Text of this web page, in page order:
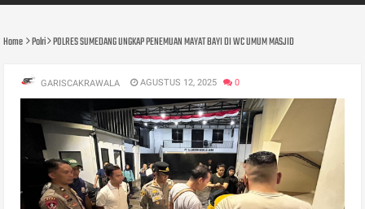
Home Polri POLRES SUMEDANG UNGKAP PENEMUAN MAYAT BAYI DI WC UMUM MASJID
GARISCAKRAWALA AGUSTUS 12, 2025 0